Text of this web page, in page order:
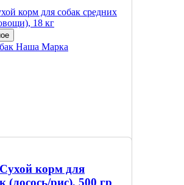
Наша Марка
корм для